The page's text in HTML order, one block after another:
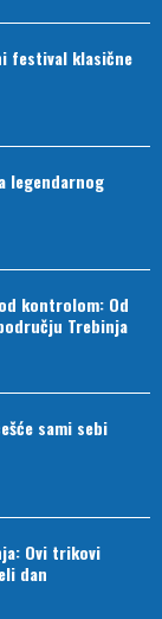
festival klasične
legendarnog
kontrolom: Od
Trebinja
sami sebi
Ovi trikovi
dan